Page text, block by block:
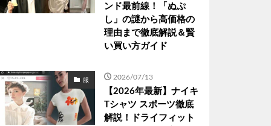
ンド最前線！「ぬぷ
し」の謎から高価格の
理由まで徹底解説＆賢
い買い方ガイド
服 2026/07/13
【2026年最新】ナイキ
Tシャツ スポーツ徹底
解説！ドライフィット